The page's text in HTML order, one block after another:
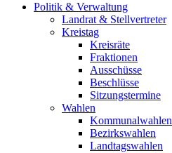
Politik & Verwaltung
Landrat & Stellvertreter
Kreistag
Kreisräte
Fraktionen
Ausschüsse
Beschlüsse
Sitzungstermine
Wahlen
Kommunalwahlen
Bezirkswahlen
Landtagswahlen